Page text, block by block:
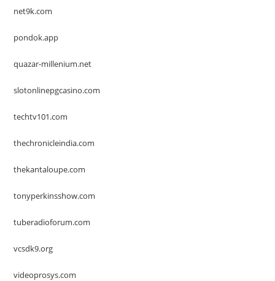
net9k.com
pondok.app
quazar-millenium.net
slotonlinepgcasino.com
techtv101.com
thechronicleindia.com
thekantaloupe.com
tonyperkinsshow.com
tuberadioforum.com
vcsdk9.org
videoprosys.com